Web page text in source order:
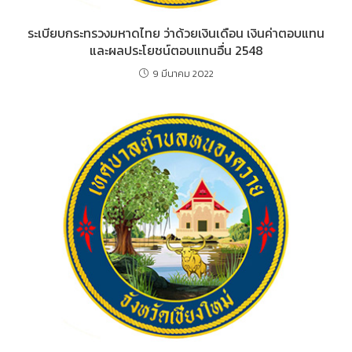
ระเบียบกระทรวงมหาดไทย ว่าด้วยเงินเดือน เงินค่าตอบแทน
และผลประโยชน์ตอบแทนอื่น 2548
9 มีนาคม 2022